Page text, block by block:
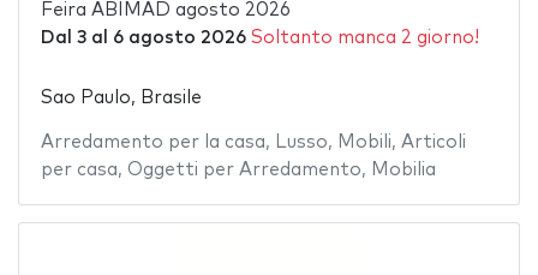
Feira ABIMAD agosto 2026
Dal 3al 6 agosto 2026 Soltanto manca 2 giorno!
Sao Paulo, Brasile
Arredamento per la casa, Lusso, Mobili, Articoli
per casa, Oggetti per Arredamento, Mobilia